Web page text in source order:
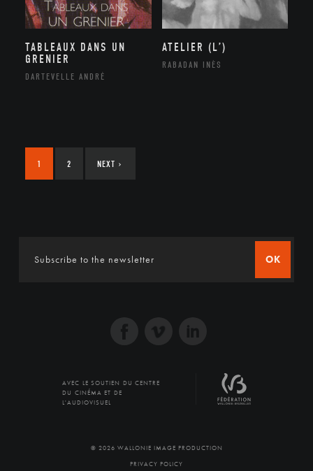
TABLEAUX DANS UN
GRENIER
DARTEVELLE ANDRÉ
ATELIER (L’)
RABADAN INÈS
1 2 NEXT ›
OK
AVEC LE SOUTIEN DU CENTRE
DU CINÉMA ET DE
L'AUDIOVISUEL
© 2026 WALLONIE IMAGE PRODUCTION
PRIVACY POLICY